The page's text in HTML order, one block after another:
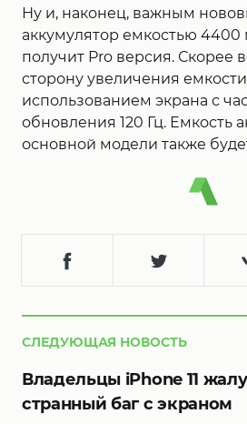
Ну и, наконец, важным
аккумулятор емкостью
получит Pro версия. Скорее
сторону увеличения
использованием экрана с
обновления 120 Гц. Емкость
основной модели также
СЛЕДУЮЩАЯ НОВОСТЬ
Владельцы iPhone 11
странный баг с экраном